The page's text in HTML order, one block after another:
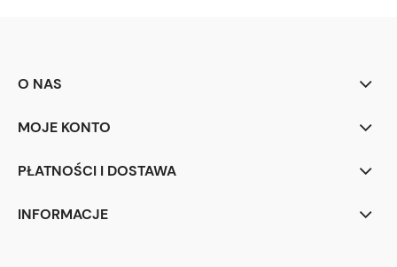
O NAS
MOJE KONTO
PŁATNOŚCI I DOSTAWA
INFORMACJE